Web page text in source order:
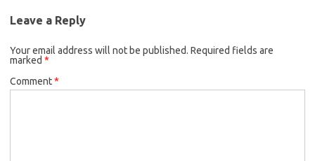
Leave a Reply
Your email address will not be published. Required fields are
marked *
Comment*